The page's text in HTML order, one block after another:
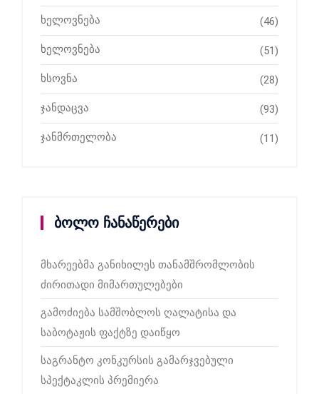
ხელოვნება (46)
ხელოვნება (51)
ხსოვნა (28)
ჯანდაცვა (93)
ჯანმრთელობა (11)
ბოლო ჩანაწერები
მხარეებმა განიხილეს თანამშრომლობის
ძირითადი მიმართულებები
გამოძიება სამშობლოს ღალატისა და
საბოტაჟის ფაქტზე დაიწყო
საგრანტო კონკურსის გამარჯვებული
სპექტაკლის პრემიერა